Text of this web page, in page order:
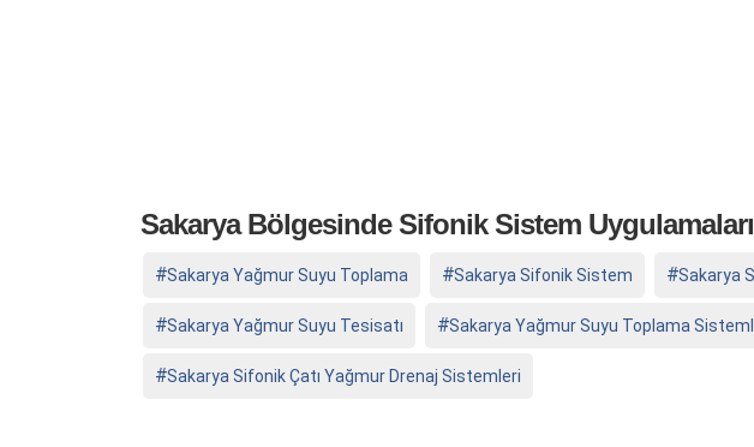
Sakarya Bölgesinde Sifonik Sistem
Sakarya Yağmur Suyu Toplama Sakarya Sifonik Sistem Sakarya
Sakarya Yağmur Suyu Tesisatı Sakarya Yağmur Suyu Toplama
Sakarya Sifonik Çatı Yağmur Drenaj Sistemleri